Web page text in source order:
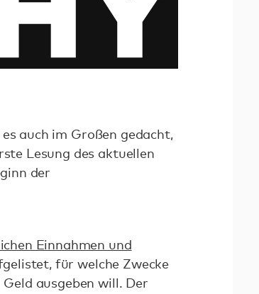
auch im Großen gedacht,
Lesung des aktuellen
der
Einnahmen und
für welche Zwecke
ausgeben will. Der